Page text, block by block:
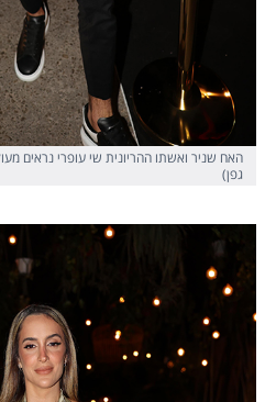
האח שניר ואשתו ההריונית שי עופרי נראים
גפן)